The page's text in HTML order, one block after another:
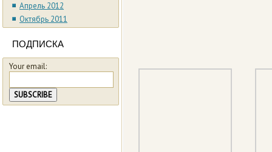
Апрель 2012
Октябрь 2011
ПОДПИСКА
Your email: